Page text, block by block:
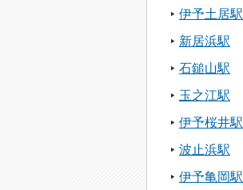
伊予土居駅
新居浜駅
石鎚山駅
玉之江駅
伊予桜井駅
波止浜駅
伊予亀岡駅